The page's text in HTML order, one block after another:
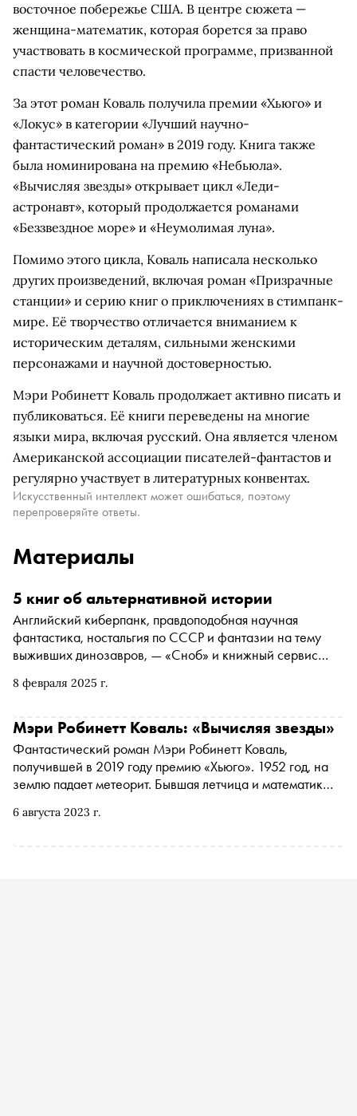
восточное побережье США. В центре сюжета —
женщина-математик, которая борется за право
участвовать в космической программе, призванной
спасти человечество.
За этот роман Коваль получила премии «Хьюго» и
«Локус» в категории «Лучший научно-
фантастический роман» в 2019 году. Книга также
была номинирована на премию «Небьюла».
«Вычисляя звезды» открывает цикл «Леди-
астронавт», который продолжается романами
«Беззвездное море» и «Неумолимая луна».
Помимо этого цикла, Коваль написала несколько
других произведений, включая роман «Призрачные
станции» и серию книг о приключениях в стимпанк-
мире. Её творчество отличается вниманием к
историческим деталям, сильными женскими
персонажами и научной достоверностью.
Мэри Робинетт Коваль продолжает активно писать и
публиковаться. Её книги переведены на многие
языки мира, включая русский. Она является членом
Американской ассоциации писателей-фантастов и
регулярно участвует в литературных конвентах.
Искусственный интеллект может ошибаться, поэтому
перепроверяйте ответы.
Материалы
8 февраля 2025 г.
5 книг об альтернативной истории
Английский киберпанк, правдоподобная научная
фантастика, ностальгия по СССР и фантазии на тему
выживших динозавров, — «Сноб» и книжный сервис
альтернативной истории
6 августа 2023 г.
Мэри Робинетт Коваль: «Вычисляя звезды»
Фантастический роман Мэри Робинетт Коваль,
получившей в 2019 году премию «Хьюго». 1952 год, на
землю падает метеорит. Бывшая летчица и математик
глобальному потеплению и уничтожению жизни на